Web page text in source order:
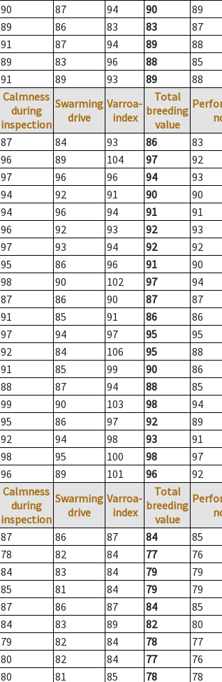
90 87 94 90
89
89 86 83 83
87
91 87 94 89
88
89 83 96 88
85
91 89 93 89 88
Calmness
during
inspection
Swarming
drive
Varroa-
index
Total
breeding
value
87 84 93 86
83
96 89 104 97
92
97 96 96 94
93
94 92 91 90
90
94 96 94 91
91
96 92 93 92
93
97 93 94 92
92
95 86 96 91
90
98 90 102 97
94
87 86 90 87
87
91 85 91 86
86
97 94 97 95
95
92 84 106 95
88
91 85 99 90
86
88 87 94 88
85
99 90 103 98
94
95 86 97 92
89
92 94 98 93
91
98 95 100 98
97
96 89 101 96 92
Calmness
during
inspection
Swarming
drive
Varroa-
index
Total
breeding
value
87 86 87 84
85
78 82 84 77
76
84 83 84 79
79
85 81 84 79
79
87 86 87 84
85
84 83 89 82
80
79 82 84 78
77
80 82 84 77
76
80 81 85 78 78